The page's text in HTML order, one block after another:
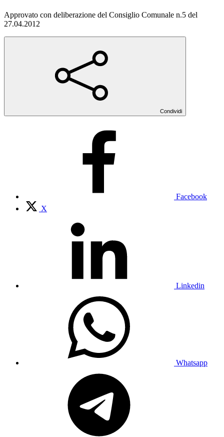
Approvato con deliberazione del Consiglio Comunale n.5 del
27.04.2012
Condividi
Facebook
X
Linkedin
Whatsapp